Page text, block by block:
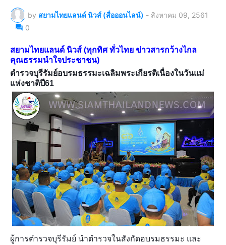
by สยามไทยแลนด์ นิวส์ (สื่อออนไลน์) - สิงหาคม 09, 2561
0
สยามไทยแลนด์ นิวส์ (ทุกทิศ ทั่วไทย ข่าวสารกว้างไกล
คุณธรรมนำใจประชาชน)
ตำรวจบุรีรัมย์อบรมธรรมะเฉลิมพระเกียรติเนื่องในวันแม่
แห่งชาติปี61
ผู้การตำรวจบุรีรัมย์ นำตำรวจในสังกัดอบรมธรรมะ และ